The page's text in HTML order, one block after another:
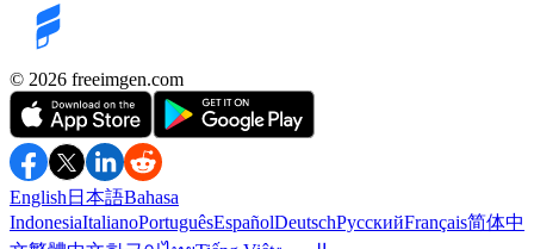
©️ 2026 freeimgen.com
English日本語Bahasa
IndonesiaItalianoPortuguêsEspañolDeutschРусскийFrançais简体中